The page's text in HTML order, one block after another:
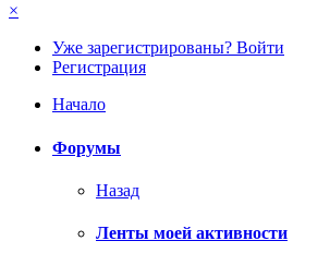
×
Уже зарегистрированы? Войти
Регистрация
Начало
Форумы
Назад
Ленты моей активности